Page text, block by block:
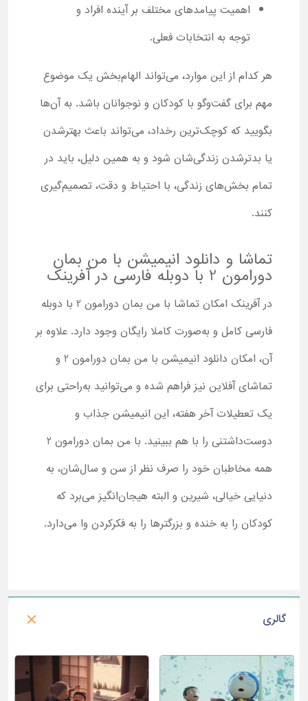
اهمیت پیامدهای مختلف بر آینده افراد و
توجه به انتخابات فعلی.
هر کدام از این موارد، می‌تواند الهام‌بخش یک موضوع
مهم برای گفت‌وگو با کودکان و نوجوانان باشد. به آن‌ها
بگویید که کوچک‌ترین رخداد، می‌تواند باعث بهترشدن
یا بدترشدن زندگی‌شان شود و به همین دلیل، باید در
تمام بخش‌های زندگی، با احتیاط و دقت، تصمیم‌گیری
کنند.
تماشا و دانلود انیمیشن با من بمان
دورامون 2 با دوبله فارسی در آفرینک
در آفرینک امکان تماشا با من بمان دورامون 2 با دوبله
فارسی کامل و به‌صورت کاملا رایگان وجود دارد. علاوه بر
آن، امکان دانلود انیمیشن با من بمان دورامون 2 و
تماشای آفلاین نیز فراهم شده و می‌توانید به‌راحتی برای
یک تعطیلات آخر هفته، این انیمیشن جذاب و
دوست‌داشتنی را با هم ببینید. با من بمان دورامون 2
همه مخاطبان خود را صرف نظر از سن و سال‌شان، به
دنیایی خیالی، شیرین و البته هیجان‌انگیز می‌برد که
کودکان را به خنده و بزرگترها را به فکرکردن وا می‌دارد.
گالری